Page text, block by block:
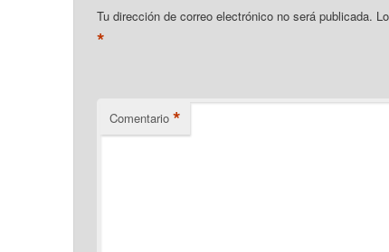
Tu dirección de correo electrónico no será publicada.
*
Comentario *